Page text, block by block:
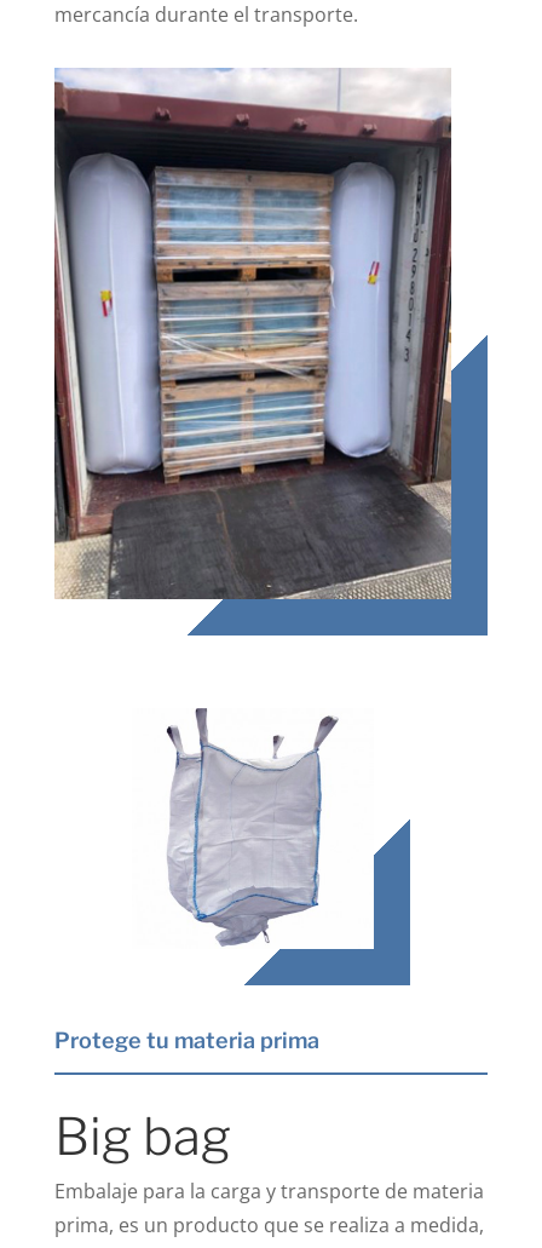
mercancía durante el transporte.
Protege tu materia prima
Big bag
Embalaje para la carga y transporte de materia
prima, es un producto que se realiza a medida,